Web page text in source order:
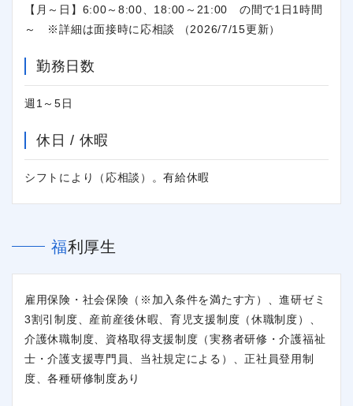
【月～日】6:00～8:00、18:00～21:00 の間で1日1時間
～ ※詳細は面接時に応相談 （2026/7/15更新）
勤務日数
週1～5日
休日 / 休暇
シフトにより（応相談）。有給休暇
福利厚生
雇用保険・社会保険（※加入条件を満たす方）、進研ゼミ
3割引制度、産前産後休暇、育児支援制度（休職制度）、
介護休職制度、資格取得支援制度（実務者研修・介護福祉
士・介護支援専門員、当社規定による）、正社員登用制
度、各種研修制度あり